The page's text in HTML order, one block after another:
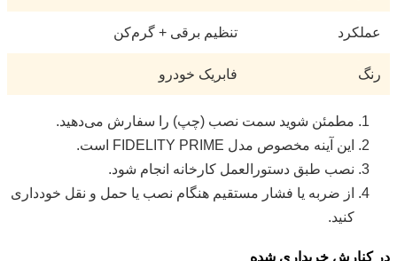
عملکرد تنظیم برقی + گرم‌کن
رنگ فابریک خودرو
مطمئن شوید سمت نصب (چپ) را سفارش می‌دهید.
این آینه مخصوص مدل FIDELITY PRIME است.
نصب طبق دستورالعمل کارخانه انجام شود.
از ضربه یا فشار مستقیم هنگام نصب یا حمل و نقل خودداری
کنید.
در کنارش خریداری شده